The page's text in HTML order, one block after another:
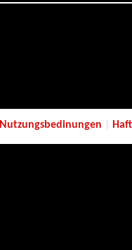
Nutzungsbedinungen